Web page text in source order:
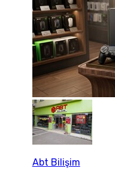
Abt Bilişim